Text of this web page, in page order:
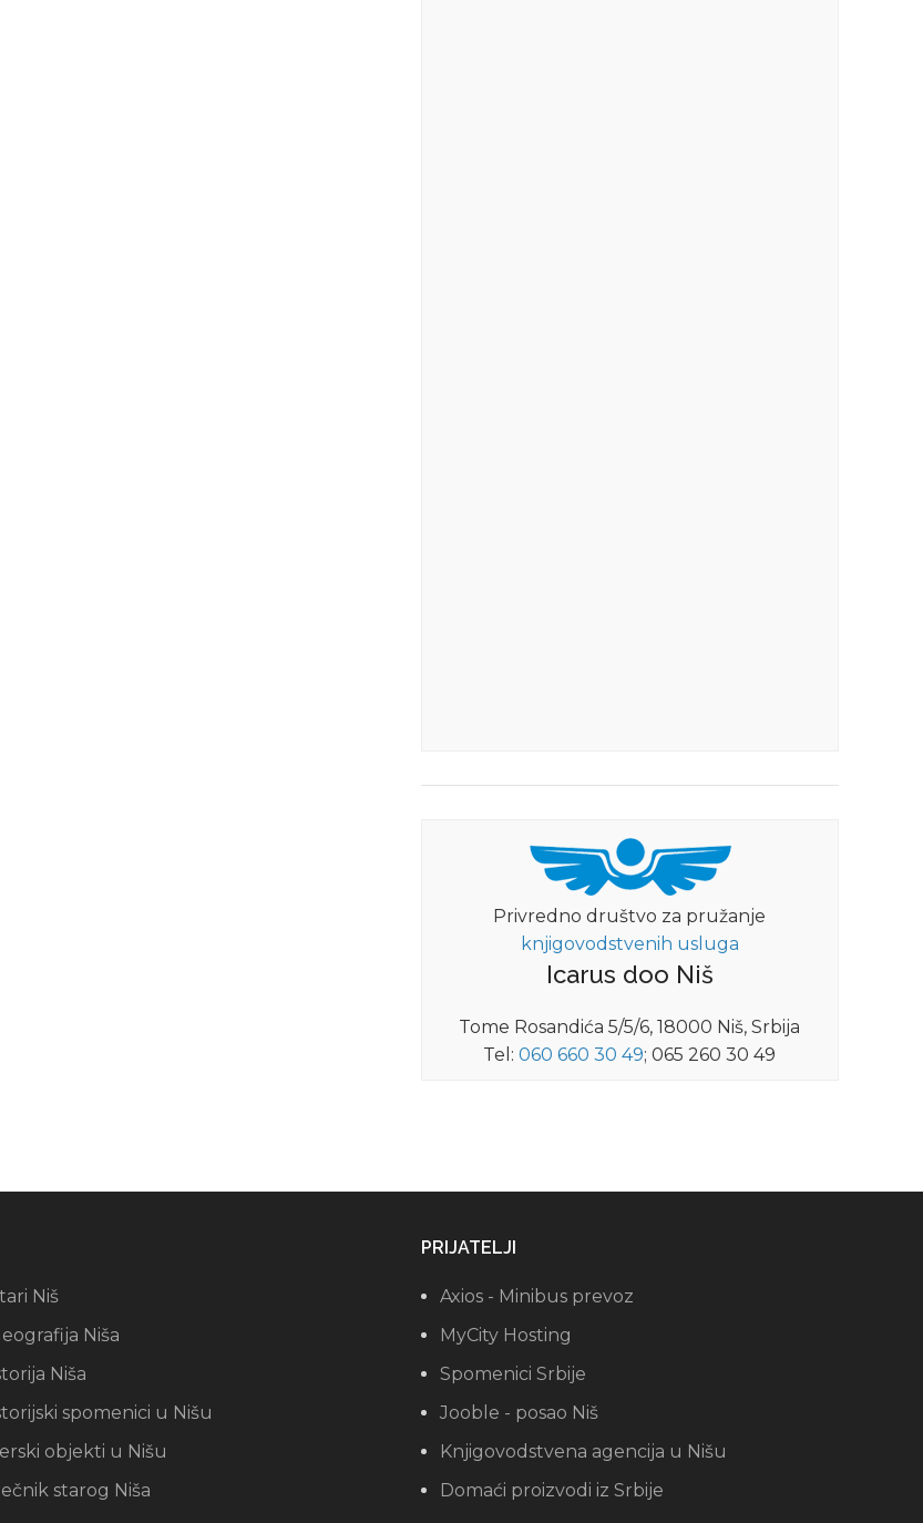
Privredno društvo za pružanje
knjigovodstvenih usluga
Icarus doo Niš
Tome Rosandića 5/5/6, 18000 Niš, Srbija
Tel:060 660 30 49; 065 260 30 49
Niš
Niša
Niša
spomenici u Nišu
objekti u Nišu
starog Niša
PRIJATELJI
Axios - Minibus prevoz
MyCity Hosting
Spomenici Srbije
Jooble - posao Niš
Knjigovodstvena agencija u Nišu
Domaći proizvodi iz Srbije